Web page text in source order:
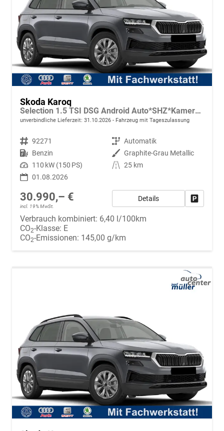
Skoda Karoq
Selection 1.5 TSI DSG Android Auto*SHZ*Kamera*Keyless*PDC v/h*Klimaauto*SUNSET*LED
unverbindliche Lieferzeit: 31.10.2026 Fahrzeug mit Tageszulassung
Fahrzeugnr. 92271 Getriebe Automatik
Kraftstoff Benzin Außenfarbe Graphite-Grau Metallic
Leistung 110 kW (150 PS) Kilometerstand 25 km
01.08.2026
30.990,– €
incl. 19% MwSt.
Details
Verbrauch kombiniert: 6,40 l/100km
CO2-Klasse: E
CO2-Emissionen: 145,00 g/km